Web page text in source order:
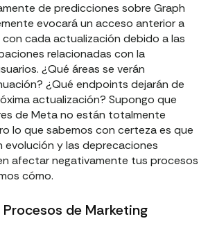
de predicciones sobre Graph
evocará un acceso anterior a
cada actualización debido a las
relacionadas con la
¿Qué áreas se verán
¿Qué endpoints dejarán de
actualización? Supongo que
de Meta no están totalmente
lo que sabemos con certeza es que
evolución y las deprecaciones
afectar negativamente tus procesos
cómo.
de Marketing